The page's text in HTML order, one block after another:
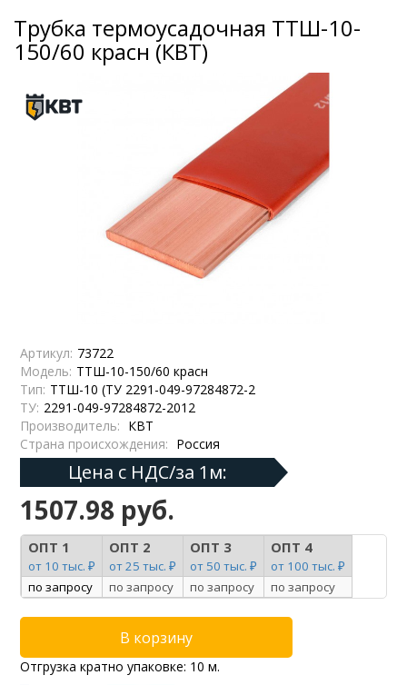
Трубка термоусадочная ТТШ-10-
150/60 красн (КВТ)
Артикул: 73722
Модель: ТТШ-10-150/60 красн
Тип: ТТШ-10 (ТУ 2291-049-97284872-2
ТУ: 2291-049-97284872-2012
Производитель: КВТ
Страна происхождения: Россия
Цена с НДС/за 1м:
1507.98 руб.
ОПТ 1
от 10 тыс. ₽
ОПТ 2
от 25 тыс. ₽
ОПТ 3
от 50 тыс. ₽
ОПТ 4
от 100 тыс. ₽
по запросу
по запросу по запросу по запросу
Отгрузка кратно упаковке: 10 м.